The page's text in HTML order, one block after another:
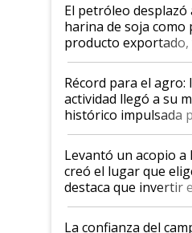
El petróleo desplazó
harina de soja como
producto exportado,
el agro aportó casi
diez dólares y
liderazgo en un
récord
Récord para el agro:
actividad llegó a su
histórico impulsada
cosecha y las
Levantó un acopio a
creó el lugar que
destaca que invertir
kirchnerismo era
plata a un hijo para
La confianza del